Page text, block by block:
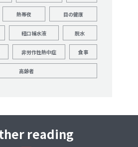
熱帯夜 目の健康
経口補水液 脱水
非労作性熱中症 食事
高齢者
reading